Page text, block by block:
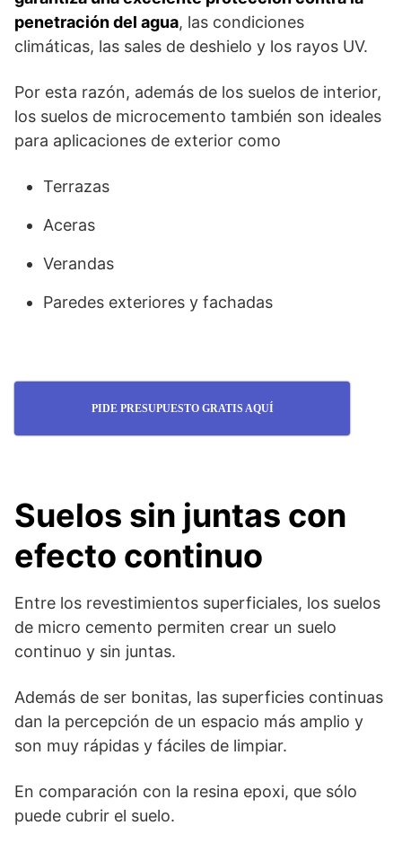
penetración del agua, las condiciones
climáticas, las sales de deshielo y los rayos UV.
Por esta razón, además de los suelos de interior,
los suelos de microcemento también son ideales
para aplicaciones de exterior como
Terrazas
Aceras
Verandas
Paredes exteriores y fachadas
PIDE PRESUPUESTO GRATIS AQUÍ
Suelos sin juntas con
efecto continuo
Entre los revestimientos superficiales, los suelos
de micro cemento permiten crear un suelo
continuo y sin juntas.
Además de ser bonitas, las superficies continuas
dan la percepción de un espacio más amplio y
son muy rápidas y fáciles de limpiar.
En comparación con la resina epoxi, que sólo
puede cubrir el suelo.